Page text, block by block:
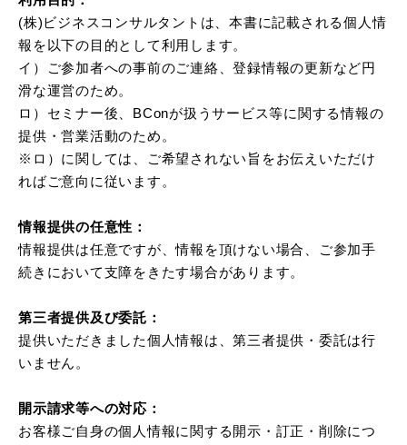
(株)ビジネスコンサルタントは、本書に記載される個人情
報を以下の目的として利用します。
イ）ご参加者への事前のご連絡、登録情報の更新など円
滑な運営のため。
ロ）セミナー後、BConが扱うサービス等に関する情報の
提供・営業活動のため。
※ロ）に関しては、ご希望されない旨をお伝えいただけ
ればご意向に従います。
情報提供の任意性：
情報提供は任意ですが、情報を頂けない場合、ご参加手
続きにおいて支障をきたす場合があります。
第三者提供及び委託：
提供いただきました個人情報は、第三者提供・委託は行
いません。
開示請求等への対応：
お客様ご自身の個人情報に関する開示・訂正・削除につ